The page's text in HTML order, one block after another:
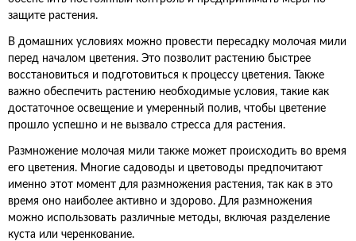
защите растения.
В домашних условиях можно провести пересадку молочая мили
перед началом цветения. Это позволит растению быстрее
восстановиться и подготовиться к процессу цветения. Также
важно обеспечить растению необходимые условия, такие как
достаточное освещение и умеренный полив, чтобы цветение
прошло успешно и не вызвало стресса для растения.
Размножение молочая мили также может происходить во время
его цветения. Многие садоводы и цветоводы предпочитают
именно этот момент для размножения растения, так как в это
время оно наиболее активно и здорово. Для размножения
можно использовать различные методы, включая разделение
куста или черенкование.